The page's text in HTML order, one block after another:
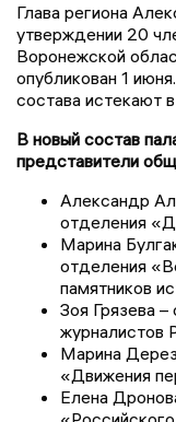
Глава региона
утверждении 20
Воронежской
опубликован 1
состава истекают
В новый состав
представители
Александр
отделения
Марина
отделения
памятников
Зоя Грязева
журналистов
Марина
«Движения
Елена